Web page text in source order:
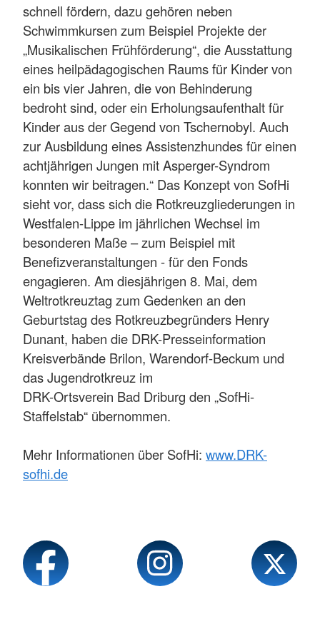
schnell fördern, dazu gehören neben
Schwimmkursen zum Beispiel Projekte der
„Musikalischen Frühförderung“, die Ausstattung
eines heilpädagogischen Raums für Kinder von
ein bis vier Jahren, die von Behinderung
bedroht sind, oder ein Erholungsaufenthalt für
Kinder aus der Gegend von Tschernobyl. Auch
zur Ausbildung eines Assistenzhundes für einen
achtjährigen Jungen mit Asperger-Syndrom
konnten wir beitragen.“ Das Konzept von SofHi
sieht vor, dass sich die Rotkreuzgliederungen in
Westfalen-Lippe im jährlichen Wechsel im
besonderen Maße – zum Beispiel mit
Benefizveranstaltungen - für den Fonds
engagieren. Am diesjährigen 8. Mai, dem
Weltrotkreuztag zum Gedenken an den
Geburtstag des Rotkreuzbegründers Henry
Dunant, haben die DRK-Presseinformation
Kreisverbände Brilon, Warendorf-Beckum und
das Jugendrotkreuz im
DRK-Ortsverein Bad Driburg den „SofHi-
Staffelstab“ übernommen.
Mehr Informationen über SofHi: www.DRK-
sofhi.de